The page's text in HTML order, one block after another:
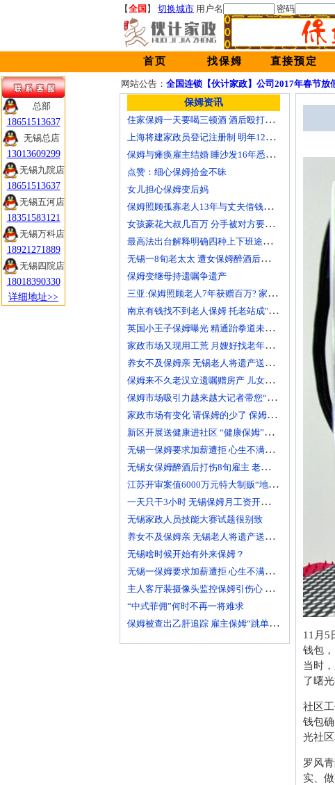
【全国 】 切换城市 用户名 密码
首页 找保姆 直接预定
网站公告： 全国连锁【伙计家政】公司2017年春节放
保姆资讯
住家保姆一天要喝三顿酒 酒后殴打八旬雇主致死获刑
上海将建家政员登记注册制 明年12万保姆“持卡上岗”
保姆与瘫痪雇主结婚 睡沙发16年悉心照顾
点赞：细心保姆拾金不昧
女儿担心保姆变后妈
保姆照顾孤寡老人13年与丈夫借钱给老人看病 老人立遗嘱房子赠保姆
女孩豪花大叔几百万 分手被对方要求连本带利返还
最高法出台解释明确四种上下班途中工伤情形
无锡一8旬老太太 遭女保姆醉酒后殴打死亡
保姆变继母持遗嘱争遗产
三亚:保姆照顾老人7年获赠百万? 家属质疑拒履行
南京有钱找不到老人保姆 托老站成"摆设"
英国小王子保姆曝光 精通跆拳道未交过男友
家政市场又现用工荒 月嫂好找老年人护工仍难寻
养女不及保姆亲 无锡老人将遗产送保姆
保姆来不久老汉立遗嘱赠房产 儿女认为父亲受骗
保姆市场吸引力越来越大记者带您“逛”保姆市场
家政市场有变化 请保姆的少了 保姆却更难找
新区开展送健康进社区 “健康保姆”受居民欢迎
无锡一保姆要求加薪遭拒 心生不满伸贼手获刑
无锡女保姆醉酒后打伤8旬雇主 老人抢救无效死亡
江苏开审案值6000万元特大制贩“地沟油”案
一天只干3小时 无锡保姆月工资开到1300元
无锡家政人员技能大赛试题很别致
养女不及保姆亲 无锡老人将遗产送保姆
无锡啥时候开始有外来保姆？
无锡一保姆要求加薪遭拒 心生不满伸贼手获刑
主人客厅装摄像头监控保姆引伤心 律师认为不侵权
“中式菲佣”何时不再一将难求
保姆被查出乙肝追踪 雇主保姆“跳单”问题不少
11月5
钱包
当时
了曙
社区
钱包
光社
罗风
实、
总部
18651513637
无锡总店
13013609299
无锡九院店
18651513637
无锡五河店
18351583121
无锡万科店
18921271889
无锡四院店
18018390330
详细地址>>